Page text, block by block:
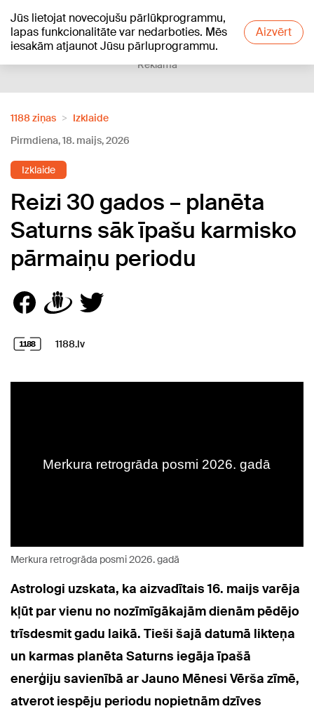
Jūs lietojat novecojušu pārlūkprogrammu,
lapas funkcionalitāte var nedarboties. Mēs
iesakām atjaunot Jūsu pārluprogrammu.
Aizvērt
+18°C
Reklāma
1188 ziņas
Izklaide
Pirmdiena, 18. maijs, 2026
Izklaide
Reizi 30 gados – planēta
Saturns sāk īpašu karmisko
pārmaiņu periodu
1188.lv
Merkura retrogrāda posmi 2026. gadā
Astrologi uzskata, ka aizvadītais 16. maijs varēja
kļūt par vienu no nozīmīgākajām dienām pēdējo
trīsdesmit gadu laikā. Tieši šajā datumā likteņa
un karmas planēta Saturns iegāja īpašā
enerģiju savienībā ar Jauno Mēnesi Vērša zīmē,
atverot iespēju periodu nopietnām dzīves